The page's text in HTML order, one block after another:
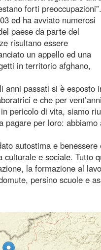
forti preoccupazioni”.
ed ha avviato numerosi
paese da parte del
risultano essere
un appello ed una
in territorio afghano,
passati si è
e che per
pericolo di vita, siamo
per loro:
autostima e
e sociale. Tutto
la formazione al
persino scuole e